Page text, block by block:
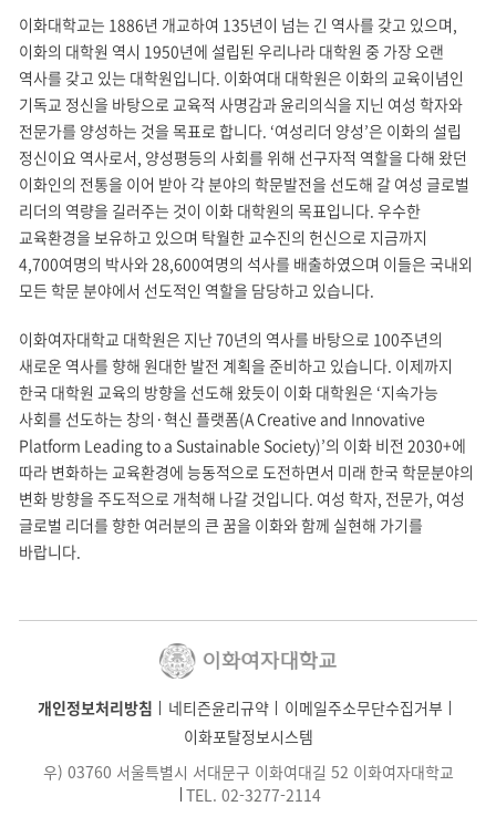
이화대학교는 1886년 개교하여 135년이 넘는 긴 역사를 갖고 있으며,
이화의 대학원 역시 1950년에 설립된 우리나라 대학원 중 가장 오랜
역사를 갖고 있는 대학원입니다. 이화여대 대학원은 이화의 교육이념인
기독교 정신을 바탕으로 교육적 사명감과 윤리의식을 지닌 여성 학자와
전문가를 양성하는 것을 목표로 합니다. ‘여성리더 양성’은 이화의 설립
정신이요 역사로서, 양성평등의 사회를 위해 선구자적 역할을 다해 왔던
이화인의 전통을 이어 받아 각 분야의 학문발전을 선도해 갈 여성 글로벌
리더의 역량을 길러주는 것이 이화 대학원의 목표입니다. 우수한
교육환경을 보유하고 있으며 탁월한 교수진의 헌신으로 지금까지
4,700여명의 박사와 28,600여명의 석사를 배출하였으며 이들은 국내외
모든 학문 분야에서 선도적인 역할을 담당하고 있습니다.
이화여자대학교 대학원은 지난 70년의 역사를 바탕으로 100주년의
새로운 역사를 향해 원대한 발전 계획을 준비하고 있습니다. 이제까지
한국 대학원 교육의 방향을 선도해 왔듯이 이화 대학원은 ‘지속가능
사회를 선도하는 창의·혁신 플랫폼(A Creative and Innovative
Platform Leading to a Sustainable Society)’의 이화 비전 2030+에
따라 변화하는 교육환경에 능동적으로 도전하면서 미래 한국 학문분야의
변화 방향을 주도적으로 개척해 나갈 것입니다. 여성 학자, 전문가, 여성
글로벌 리더를 향한 여러분의 큰 꿈을 이화와 함께 실현해 가기를
바랍니다.
개인정보처리방침 네티즌윤리규약
이메일주소무단수집거부
이화포탈정보시스템
우) 03760 서울특별시 서대문구 이화여대길 52 이화여자대학교
TEL. 02-3277-2114